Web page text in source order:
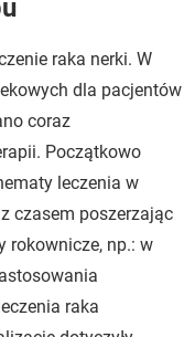
raka nerki. W
dla pacjentów
coraz
Początkowo
leczenia w
czasem poszerzając
rokownicze, np.: w
raka